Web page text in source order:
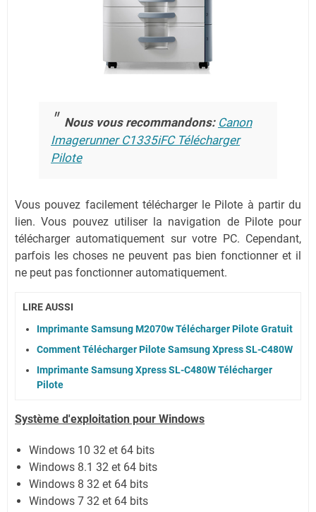
Nous vous recommandons: Canon
Imagerunner C1335iFC Télécharger
Pilote
Vous pouvez facilement télécharger le Pilote à partir du
lien.Vous pouvez utiliser la navigation de Pilote pour
télécharger automatiquement sur votre PC. Cependant,
parfois les choses ne peuvent pas bien fonctionner et il
ne peut pas fonctionner automatiquement.
LIRE AUSSI
Imprimante Samsung M2070w Télécharger Pilote Gratuit
Comment Télécharger Pilote Samsung Xpress SL-C480W
Imprimante Samsung Xpress SL-C480W Télécharger
Pilote
Système d'exploitation pour Windows
Windows 10 32 et 64 bits
Windows 8.1 32 et 64 bits
Windows 8 32 et 64 bits
Windows 7 32 et 64 bits